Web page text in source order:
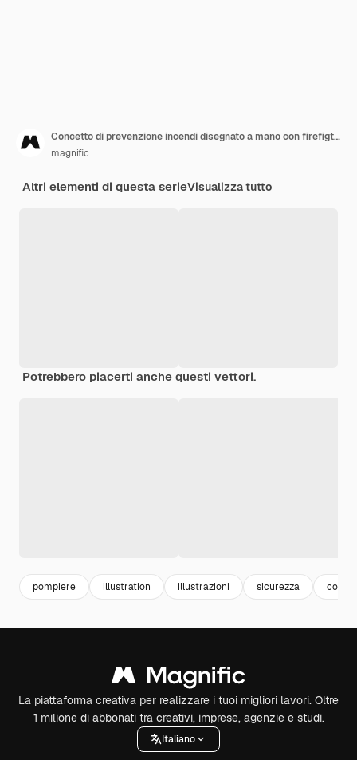
Concetto di prevenzione incendi disegnato a mano con firefigther
magnific
Altri elementi di questa serieVisualizza tutto
Potrebbero piacerti anche questi vettori.
pompiere illustration illustrazioni sicurezza
La piattaforma creativa per realizzare i tuoi migliori lavori. Oltre
1 milione di abbonati tra creativi, imprese, agenzie e studi.
Italiano